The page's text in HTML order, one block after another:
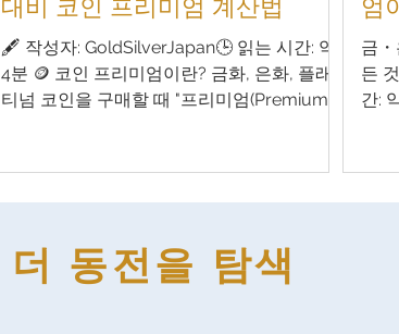
대비 코인 프리미엄 계산법
🖋 작성자: GoldSilverJapan🕒 읽는 시간: 약
4분 🪙 코인 프리미엄이란? 금화, 은화, 플래
티넘 코인을 구매할 때 "프리미엄(Premium,
해 드립니다: 코인 프리미엄이란 정확히 무엇
인가요? 직접 계산하려면 어떻게 해야 하나
마인가요? 프리미엄이 너무 높은 제품은 어떻
게 피하나요? 💡 스팟 가격(Spot Price)이란?
엄
금
든
간:
로 메
가
더 동전을 탐색